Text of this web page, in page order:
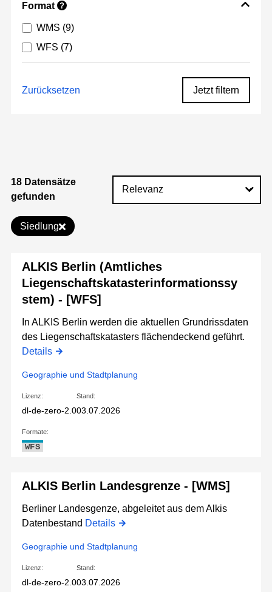
Format ?
WMS (9)
WFS (7)
Zurücksetzen Jetzt filtern
18 Datensätze
gefunden
Siedlung
ALKIS Berlin (Amtliches
Liegenschaftskatasterinformationssy
stem) - [WFS]
In ALKIS Berlin werden die aktuellen Grundrissdaten
des Liegenschaftskatasters flächendeckend geführt.
Details
Geographie und Stadtplanung
Lizenz:
dl-de-zero-2.0
Stand:
03.07.2026
Formate:
WFS
ALKIS Berlin Landesgrenze - [WMS]
Berliner Landesgenze, abgeleitet aus dem Alkis
Datenbestand Details
Geographie und Stadtplanung
Lizenz:
dl-de-zero-2.0
Stand:
03.07.2026